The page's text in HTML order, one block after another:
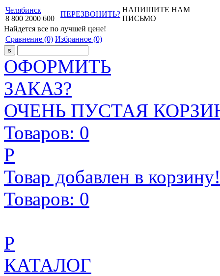
Челябинск
8 800 2000 600
ПЕРЕЗВОНИТЬ?
НАПИШИТЕ НАМ
ПИСЬМО
Найдется все по лучшей цене!
Сравнение (0) Избранное (0)
ОФОРМИТЬ
ЗАКАЗ?
ОЧЕНЬ ПУСТАЯ
Товаров: 0
Р
Товар добавлен в корзину!
Товаров: 0
Р
КАТАЛОГ